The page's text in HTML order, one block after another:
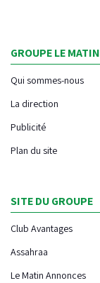
GROUPE LE MATIN
Qui sommes-nous
La direction
Publicité
Plan du site
SITE DU GROUPE
Club Avantages
Assahraa
Le Matin Annonces